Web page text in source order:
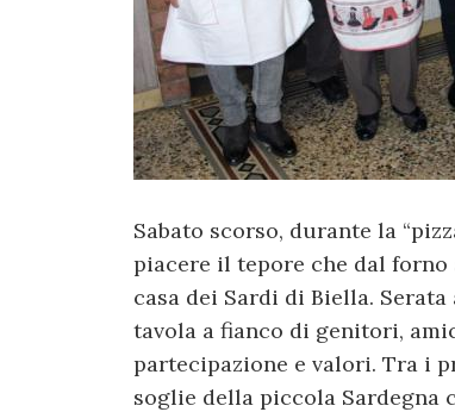
Sabato scorso, durante la
piacere il tepore che dal
casa dei Sardi di Biella.
tavola a fianco di genitori,
partecipazione e valori. Tra i
soglie della piccola Sardegna